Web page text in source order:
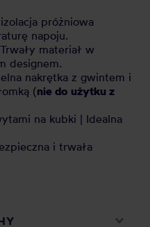
próżniowa
napoju.
materiał w
designem.
nakrętka z gwintem i
(nie do użytku z
na kubki | Idealna
i trwała